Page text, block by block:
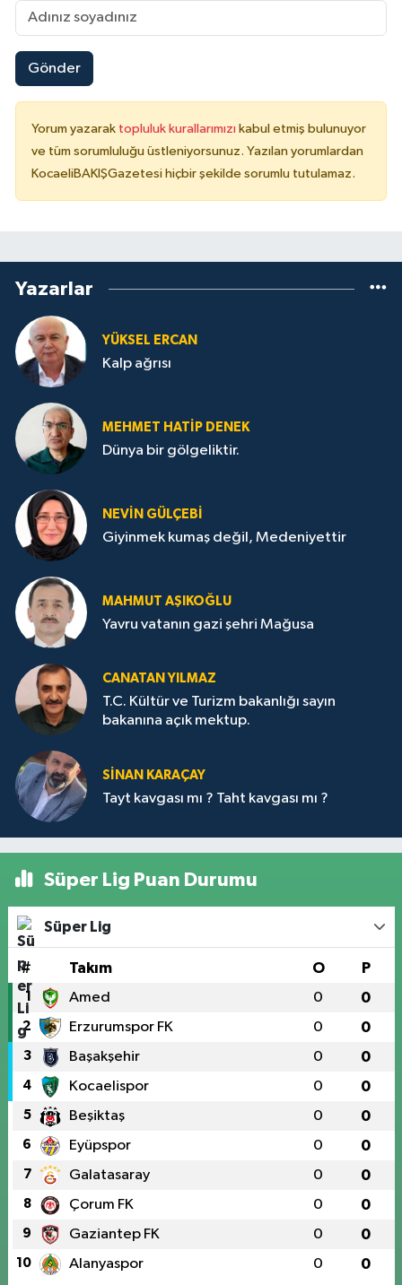
Gönder
Yorum yazarak topluluk kurallarımızı kabul etmiş bulunuyor
ve tüm sorumluluğu üstleniyorsunuz. Yazılan yorumlardan
KocaeliBAKIŞGazetesi hiçbir şekilde sorumlu tutulamaz.
Yazarlar
YÜKSEL ERCAN
Kalp ağrısı
MEHMET HATİP DENEK
Dünya bir gölgeliktir.
NEVİN GÜLÇEBİ
Giyinmek kumaş değil, Medeniyettir
MAHMUT AŞIKOĞLU
Yavru vatanın gazi şehri Mağusa
CANATAN YILMAZ
T.C. Kültür ve Turizm bakanlığı sayın
bakanına açık mektup.
SİNAN KARAÇAY
Tayt kavgası mı ? Taht kavgası mı ?
Süper Lig Puan Durumu
Süper Lig
# Takım O P
1 Amed 0 0
2 Erzurumspor FK 0 0
3 Başakşehir 0 0
4 Kocaelispor 0 0
5 Beşiktaş 0 0
6 Eyüpspor 0 0
7 Galatasaray 0 0
8 Çorum FK 0 0
9 Gaziantep FK 0 0
10 Alanyaspor 0 0